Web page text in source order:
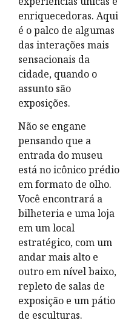
enriquecedoras. Aqui
é o palco de algumas
das interações mais
sensacionais da
cidade, quando o
assunto são
exposições.
Não se engane
pensando que a
entrada do museu
está no icônico prédio
em formato de olho.
Você encontrará a
bilheteria e uma loja
em um local
estratégico, com um
andar mais alto e
outro em nível baixo,
repleto de salas de
exposição e um pátio
de esculturas.